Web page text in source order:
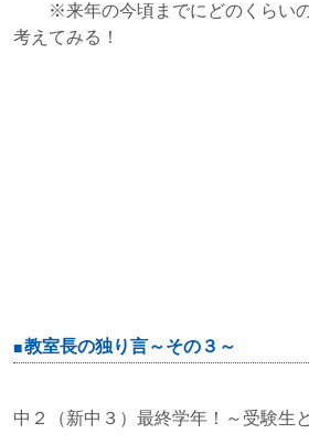
※来年の今頃までにどのくらいの
考えてみる！
教室長の独り言～その３～
中２（新中３）最終学年！～受験生